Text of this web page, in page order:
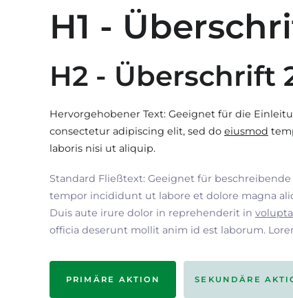
H1 -
H2 - Überschrift
Hervorgehobener Text: Geeignet für die
consectetur adipiscing elit, sed do eiusmod
laboris nisi ut aliquip.
Standard Fließtext: Geeignet für beschreibende
tempor incididunt ut labore et dolore magna
Duis aute irure dolor in reprehenderit in
officia deserunt mollit anim id est laborum.
PRIMÄRE AKTION SEKUNDÄRE